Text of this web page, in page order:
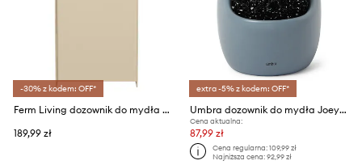
-30% z kodem: OFF*
Ferm Living dozownik do mydła ze stali malowanej proszkowo 19,5 x 7,8 x 8,9 cm
189,99 zł
extra -5% z kodem: OFF*
Umbra dozownik do mydła Joey 591 ml
Cena aktualna:
87,99 zł
Cena regularna:109,99 zł
Najniższa cena:92,99 zł